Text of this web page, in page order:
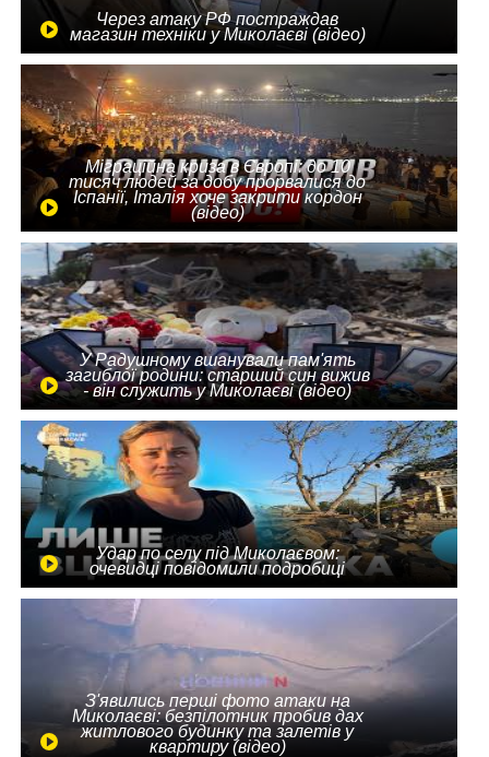
Через атаку РФ постраждав
магазин техніки у Миколаєві (відео)
Міграційна криза в Європі: до 10
тисяч людей за добу прорвалися до
Іспанії, Італія хоче закрити кордон
(відео)
У Радушному вшанували пам'ять
загиблої родини: старший син вижив
- він служить у Миколаєві (відео)
Удар по селу під Миколаєвом:
очевидці повідомили подробиці
З'явились перші фото атаки на
Миколаєві: безпілотник пробив дах
житлового будинку та залетів у
квартиру (відео)